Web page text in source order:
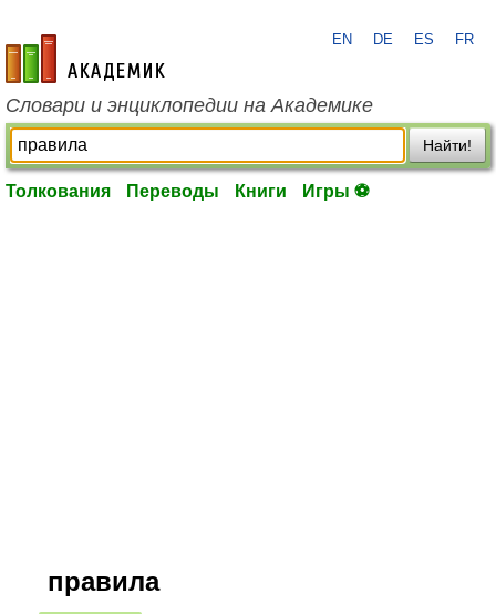
academic.ru
EN DE ES FR
Словари и энциклопедии на Академике
Найти!
Толкования Переводы Книги Игры ⚽
правила